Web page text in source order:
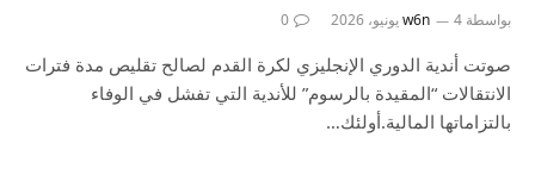
بواسطة w6n 4 يونيو، 2026 0
صوتت أندية الدوري الإنجليزي لكرة القدم لصالح تقليص مدة فترات
الانتقالات “المقيدة بالرسوم” للأندية التي تفشل في الوفاء
بالتزاماتها المالية.أولئك…